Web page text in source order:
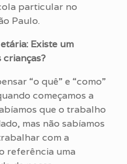
particular no
Paulo.
Existe um
crianças?
“o quê” e “como”
começamos a
que o trabalho
mas não sabíamos
com a
referência uma